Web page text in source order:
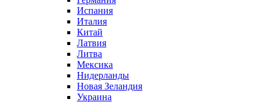
Испания
Италия
Китай
Латвия
Литва
Мексика
Нидерланды
Новая Зеландия
Украина